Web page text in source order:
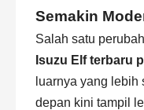
Semakin
Salah satu
Isuzu Elf terbaru
luarnya yang
depan kini tampil